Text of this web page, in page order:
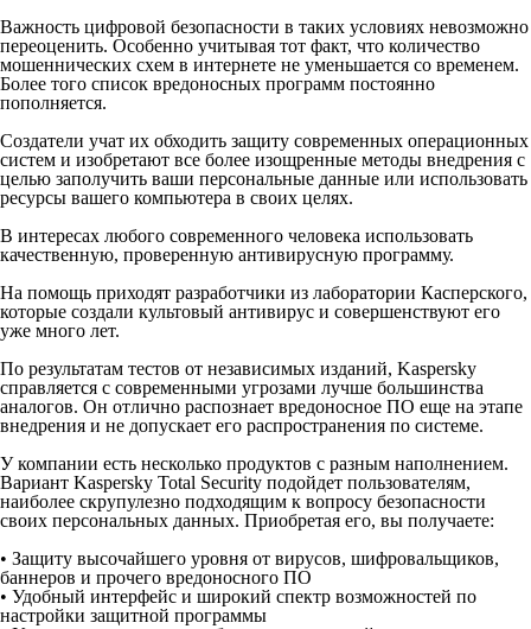
Важность цифровой безопасности в таких условиях невозможно
переоценить. Особенно учитывая тот факт, что количество
мошеннических схем в интернете не уменьшается со временем.
Более того список вредоносных программ постоянно
пополняется.
Создатели учат их обходить защиту современных операционных
систем и изобретают все более изощренные методы внедрения с
целью заполучить ваши персональные данные или использовать
ресурсы вашего компьютера в своих целях.
В интересах любого современного человека использовать
качественную, проверенную антивирусную программу.
На помощь приходят разработчики из лаборатории Касперского,
которые создали культовый антивирус и совершенствуют его
уже много лет.
По результатам тестов от независимых изданий, Kaspersky
справляется с современными угрозами лучше большинства
аналогов. Он отлично распознает вредоносное ПО еще на этапе
внедрения и не допускает его распространения по системе.
У компании есть несколько продуктов с разным наполнением.
Вариант Kaspersky Total Security подойдет пользователям,
наиболее скрупулезно подходящим к вопросу безопасности
своих персональных данных. Приобретая его, вы получаете:
• Защиту высочайшего уровня от вирусов, шифровальщиков,
баннеров и прочего вредоносного ПО
• Удобный интерфейс и широкий спектр возможностей по
настройки защитной программы